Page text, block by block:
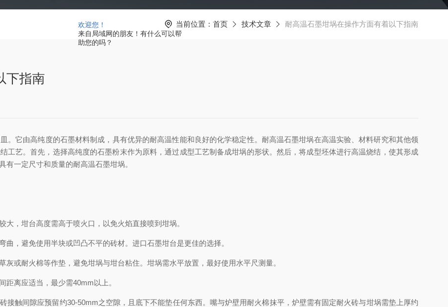
欢迎您！
来自局域网的朋友！有什么可以帮
助您的吗？
当前位置： 首页 技术文章 耐高温石墨坩埚在操作方面有着以下指南
下指南
。它由高纯度的石墨材料制成，具有优异的耐高温性能和良好的化学稳定性。耐高温石墨坩埚在高温实验、材料研究和其他领
工艺。首先，选择高纯度的石墨粉末作为原料，通过成型工艺制备成坩埚的形状。然后，将成型坯体进行高温烧结，使其形成
一定尺寸和质量的耐高温石墨坩埚。
，坩台高度需高于喷火口，以免火焰直接喷到坩埚。
，避免使用半块或凹凸不平的砖材。进口石墨坩台是更佳的选择。
耐火棉等作垫，避免坩埚与坩台粘住。坩埚需水平放置，最好使用水平尺测量。
离应适当，最少需40mm以上。
触间隙应预留约30-50mm之空隙，且底下不能垫任何东西。嘴与炉壁用耐火棉抹平，炉壁需有固定耐火砖与坩埚需垫上厚约